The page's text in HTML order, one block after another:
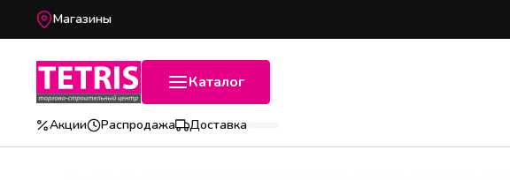
Магазины
Каталог
Акции
Распродажа Доставка